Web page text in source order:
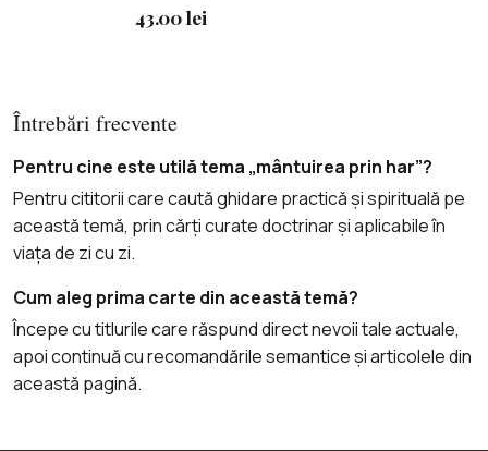
43.00 lei
Întrebări frecvente
Pentru cine este utilă tema „mântuirea prin har”?
Pentru cititorii care caută ghidare practică și spirituală pe
această temă, prin cărți curate doctrinar și aplicabile în
viața de zi cu zi.
Cum aleg prima carte din această temă?
Începe cu titlurile care răspund direct nevoii tale actuale,
apoi continuă cu recomandările semantice și articolele din
această pagină.